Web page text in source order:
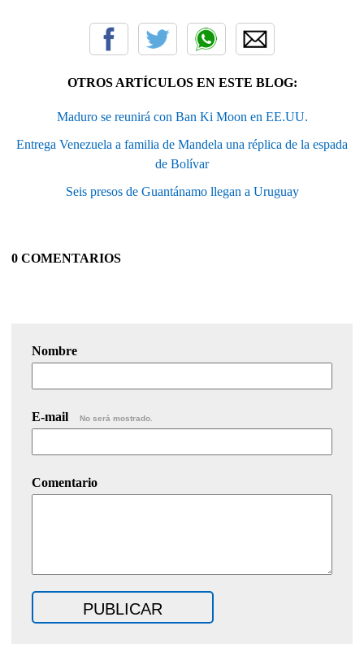
OTROS ARTÍCULOS EN ESTE BLOG:
Maduro se reunirá con Ban Ki Moon en EE.UU.
Entrega Venezuela a familia de Mandela una réplica de la espada
de Bolívar
Seis presos de Guantánamo llegan a Uruguay
0 COMENTARIOS
Nombre
E-mail No será mostrado.
Comentario